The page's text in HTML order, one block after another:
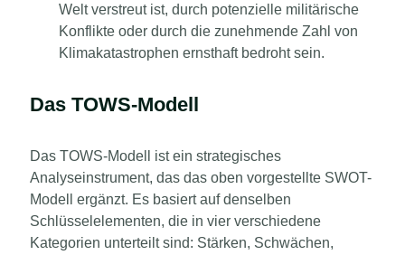
Welt verstreut ist, durch potenzielle militärische
Konflikte oder durch die zunehmende Zahl von
Klimakatastrophen ernsthaft bedroht sein.
Das TOWS-Modell
Das TOWS-Modell ist ein strategisches
Analyseinstrument, das das oben vorgestellte SWOT-
Modell ergänzt. Es basiert auf denselben
Schlüsselelementen, die in vier verschiedene
Kategorien unterteilt sind: Stärken, Schwächen,